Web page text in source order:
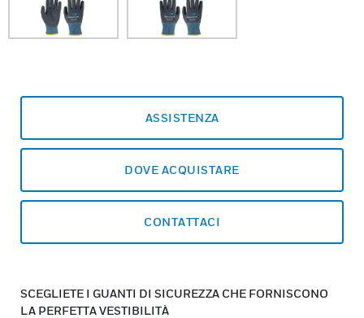
ASSISTENZA
DOVE ACQUISTARE
CONTATTACI
SCEGLIETE I GUANTI DI SICUREZZA CHE FORNISCONO
LA PERFETTA VESTIBILITÀ